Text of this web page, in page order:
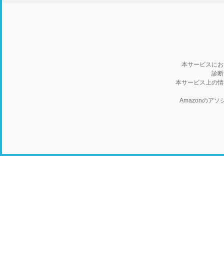
本サービスに
診
本サービス上の
Amazonのアソ